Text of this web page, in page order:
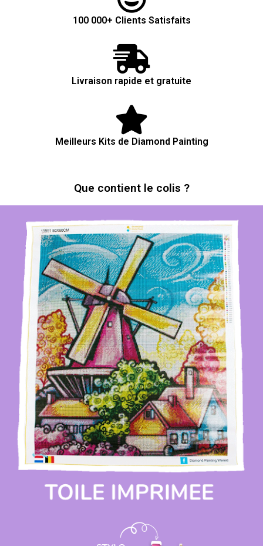
100 000+ Clients Satisfaits
Livraison rapide et gratuite
Meilleurs Kits de Diamond Painting
Que contient le colis ?